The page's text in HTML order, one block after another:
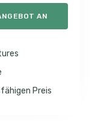
AN
Preis